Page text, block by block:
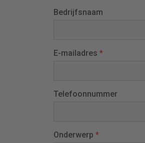
Bedrijfsnaam
E-mailadres *
Telefoonnummer
Onderwerp *